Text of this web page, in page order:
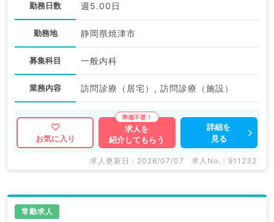
勤務日数 週5.00日
勤務地 静岡県焼津市
募集科目 一般内科
業務内容 訪問診療（居宅）, 訪問診療（施設）
お気に入り
求人を
紹介してもらう
詳細を
見る
求人更新日 : 2026/07/07 求人No. : 911232
常勤求人